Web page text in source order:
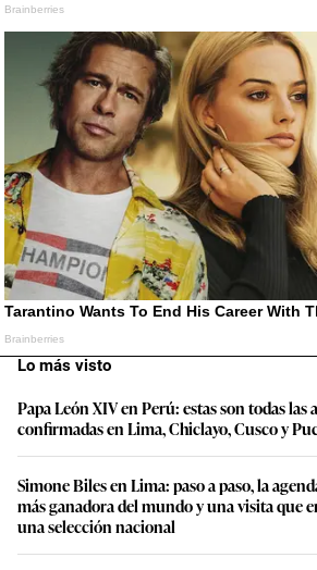
Lo más visto
Papa León XIV en Perú: estas son todas las
confirmadas en Lima, Chiclayo, Cusco y
Simone Biles en Lima: paso a paso, la
más ganadora del mundo y una visita que
una selección nacional